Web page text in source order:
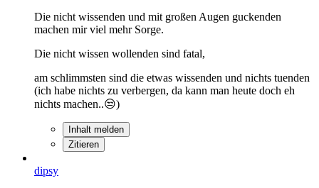
Die nicht wissenden und mit großen Augen guckenden
machen mir viel mehr Sorge.
Die nicht wissen wollenden sind fatal,
am schlimmsten sind die etwas wissenden und nichts tuenden
(ich habe nichts zu verbergen, da kann man heute doch eh
nichts machen..😒)
Inhalt melden
Zitieren
dipsy